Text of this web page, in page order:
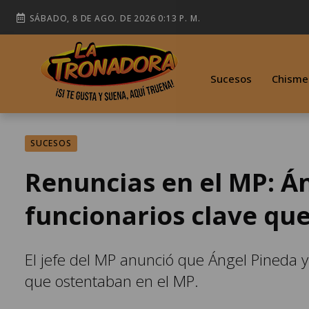
SÁBADO, 8 DE AGO. DE 2026 0:13 P. M.
Sucesos
SUCESOS
Renuncias en el MP:
funcionarios clave
El jefe del MP anunció que Ángel
que ostentaban en el MP.